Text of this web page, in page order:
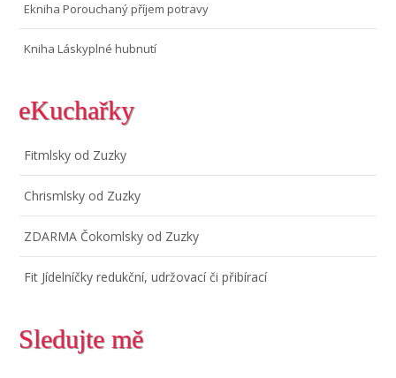
Ekniha Porouchaný příjem potravy
Kniha Láskyplné hubnutí
eKuchařky
Fitmlsky od Zuzky
Chrismlsky od Zuzky
ZDARMA Čokomlsky od Zuzky
Fit Jídelníčky redukční, udržovací či přibírací
Sledujte mě